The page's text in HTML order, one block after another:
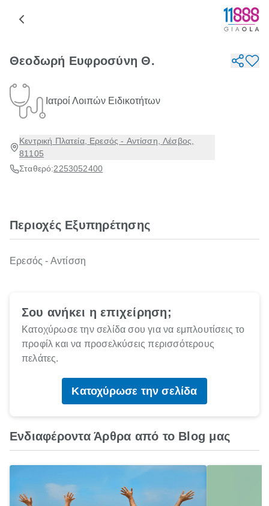
Θεοδωρή Ευφροσύνη Θ.
Ιατροί Λοιπών Ειδικοτήτων
Κεντρική Πλατεία, Ερεσός - Αντίσση, Λέσβος,
81105
Σταθερό:2253052400
Περιοχές Εξυπηρέτησης
Ερεσός - Αντίσση
Σου ανήκει η επιχείρηση;
Κατοχύρωσε την σελίδα σου για να εμπλουτίσεις το
προφίλ και να προσελκύσεις περισσότερους
πελάτες.
Κατοχύρωσε την σελίδα
Ενδιαφέροντα Άρθρα από το Blog μας